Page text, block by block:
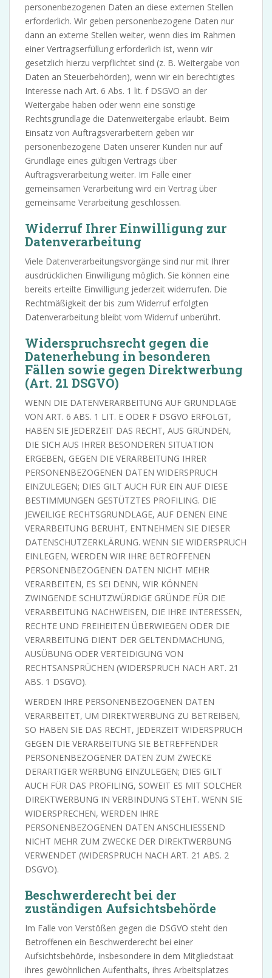
personenbezogenen Daten an diese externen Stellen
erforderlich. Wir geben personenbezogene Daten nur
dann an externe Stellen weiter, wenn dies im Rahmen
einer Vertragserfüllung erforderlich ist, wenn wir
gesetzlich hierzu verpflichtet sind (z. B. Weitergabe von
Daten an Steuerbehörden), wenn wir ein berechtigtes
Interesse nach Art. 6 Abs. 1 lit. f DSGVO an der
Weitergabe haben oder wenn eine sonstige
Rechtsgrundlage die Datenweitergabe erlaubt. Beim
Einsatz von Auftragsverarbeitern geben wir
personenbezogene Daten unserer Kunden nur auf
Grundlage eines gültigen Vertrags über
Auftragsverarbeitung weiter. Im Falle einer
gemeinsamen Verarbeitung wird ein Vertrag über
gemeinsame Verarbeitung geschlossen.
Widerruf Ihrer Einwilligung zur
Datenverarbeitung
Viele Datenverarbeitungsvorgänge sind nur mit Ihrer
ausdrücklichen Einwilligung möglich. Sie können eine
bereits erteilte Einwilligung jederzeit widerrufen. Die
Rechtmäßigkeit der bis zum Widerruf erfolgten
Datenverarbeitung bleibt vom Widerruf unberührt.
Widerspruchsrecht gegen die
Datenerhebung in besonderen
Fällen sowie gegen Direktwerbung
(Art. 21 DSGVO)
WENN DIE DATENVERARBEITUNG AUF GRUNDLAGE
VON ART. 6 ABS. 1 LIT. E ODER F DSGVO ERFOLGT,
HABEN SIE JEDERZEIT DAS RECHT, AUS GRÜNDEN,
DIE SICH AUS IHRER BESONDEREN SITUATION
ERGEBEN, GEGEN DIE VERARBEITUNG IHRER
PERSONENBEZOGENEN DATEN WIDERSPRUCH
EINZULEGEN; DIES GILT AUCH FÜR EIN AUF DIESE
BESTIMMUNGEN GESTÜTZTES PROFILING. DIE
JEWEILIGE RECHTSGRUNDLAGE, AUF DENEN EINE
VERARBEITUNG BERUHT, ENTNEHMEN SIE DIESER
DATENSCHUTZERKLÄRUNG. WENN SIE WIDERSPRUCH
EINLEGEN, WERDEN WIR IHRE BETROFFENEN
PERSONENBEZOGENEN DATEN NICHT MEHR
VERARBEITEN, ES SEI DENN, WIR KÖNNEN
ZWINGENDE SCHUTZWÜRDIGE GRÜNDE FÜR DIE
VERARBEITUNG NACHWEISEN, DIE IHRE INTERESSEN,
RECHTE UND FREIHEITEN ÜBERWIEGEN ODER DIE
VERARBEITUNG DIENT DER GELTENDMACHUNG,
AUSÜBUNG ODER VERTEIDIGUNG VON
RECHTSANSPRÜCHEN (WIDERSPRUCH NACH ART. 21
ABS. 1 DSGVO).
WERDEN IHRE PERSONENBEZOGENEN DATEN
VERARBEITET, UM DIREKTWERBUNG ZU BETREIBEN,
SO HABEN SIE DAS RECHT, JEDERZEIT WIDERSPRUCH
GEGEN DIE VERARBEITUNG SIE BETREFFENDER
PERSONENBEZOGENER DATEN ZUM ZWECKE
DERARTIGER WERBUNG EINZULEGEN; DIES GILT
AUCH FÜR DAS PROFILING, SOWEIT ES MIT SOLCHER
DIREKTWERBUNG IN VERBINDUNG STEHT. WENN SIE
WIDERSPRECHEN, WERDEN IHRE
PERSONENBEZOGENEN DATEN ANSCHLIESSEND
NICHT MEHR ZUM ZWECKE DER DIREKTWERBUNG
VERWENDET (WIDERSPRUCH NACH ART. 21 ABS. 2
DSGVO).
Beschwerde­recht bei der
zuständigen Aufsichts­behörde
Im Falle von Verstößen gegen die DSGVO steht den
Betroffenen ein Beschwerderecht bei einer
Aufsichtsbehörde, insbesondere in dem Mitgliedstaat
ihres gewöhnlichen Aufenthalts, ihres Arbeitsplatzes